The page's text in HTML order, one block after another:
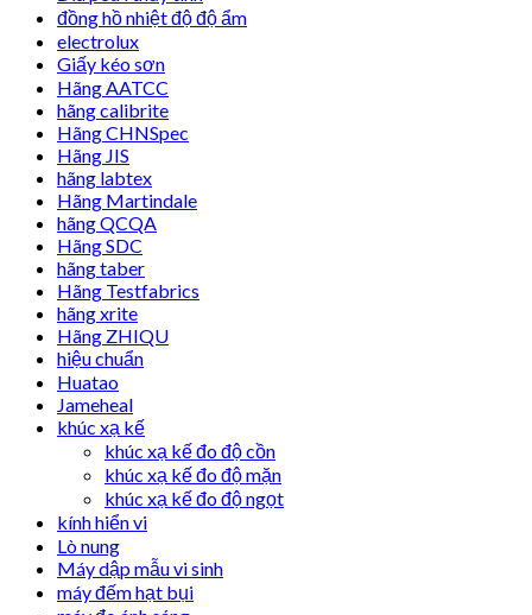
đồng hồ nhiệt độ độ ẩm
electrolux
Giấy kéo sơn
Hãng AATCC
hãng calibrite
Hãng CHNSpec
Hãng JIS
hãng labtex
Hãng Martindale
hãng QCQA
Hãng SDC
hãng taber
Hãng Testfabrics
hãng xrite
Hãng ZHIQU
hiệu chuẩn
Huatao
Jameheal
khúc xạ kế
khúc xạ kế đo độ cồn
khúc xạ kế đo độ mặn
khúc xạ kế đo độ ngọt
kính hiển vi
Lò nung
Máy dập mẫu vi sinh
máy đếm hạt bụi